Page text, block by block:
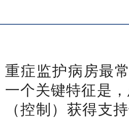
重症监护病房最
一个关键特征是
（控制）获得支